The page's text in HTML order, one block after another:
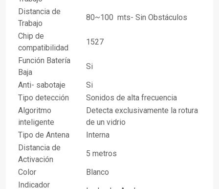
Distancia de
Trabajo
80~100 mts- Sin Obstáculos
Chip de
compatibilidad
1527
Función Batería
Baja
Si
Anti- sabotaje
Si
Tipo detección
Sonidos de alta frecuencia
Algoritmo
inteligente
Detecta exclusivamente la rotura
de un vidrio
Tipo de Antena
Interna
Distancia de
Activación
5 metros
Color
Blanco
Indicador